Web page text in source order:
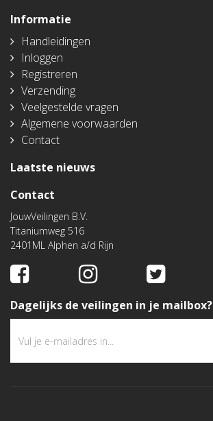
Informatie
Handleidingen
Inloggen
Registreren
Verzending
Veelgestelde vragen
Algemene voorwaarden
Contact
Laatste nieuws
Contact
JouwVeilingen B.V.
Titaniumweg 516
2401ML Alphen a/d Rijn
Dagelijks de veilingen in je mailbox?